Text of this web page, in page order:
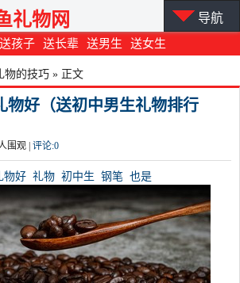
送孩子 送长辈 送男生 送女生
礼物网 导航
物的技巧 » 正文
物好（送初中男生礼物排行
围观 | 评论:0
物好 礼物 初中生 钢笔 也是